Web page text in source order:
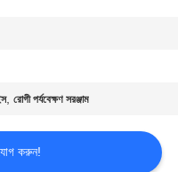
,রোগী পর্যবেক্ষণ সরঞ্জাম
করুন!